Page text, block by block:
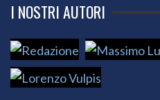
I NOSTRI AUTORI